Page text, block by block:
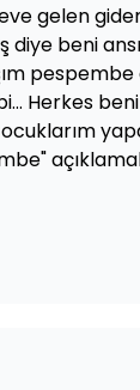
gelen
diye beni
pespembe
Herkes